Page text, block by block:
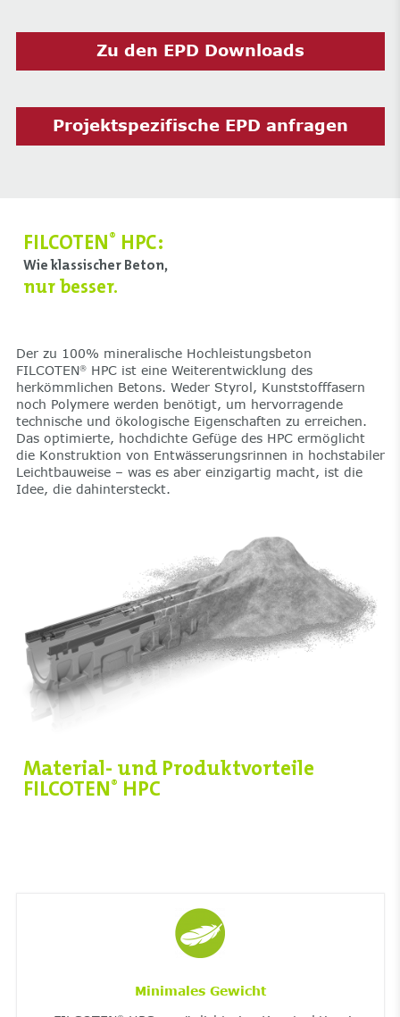
Zu den EPD Downloads
Projektspezifische EPD anfragen
FILCOTEN® HPC:
Wie klassischer Beton,
nur besser.
Der zu 100% mineralische Hochleistungsbeton
FILCOTEN®HPC ist eine Weiterentwicklung des
herkömmlichen Betons. Weder Styrol, Kunststofffasern
noch Polymere werden benötigt, um hervorragende
technische und ökologische Eigenschaften zu erreichen.
Das optimierte, hochdichte Gefüge des HPC ermöglicht
die Konstruktion von Entwässerungsrinnen in hochstabiler
Leichtbauweise – was es aber einzigartig macht, ist die
Idee, die dahintersteckt.
Material- und Produktvorteile
FILCOTEN® HPC
Minimales Gewicht